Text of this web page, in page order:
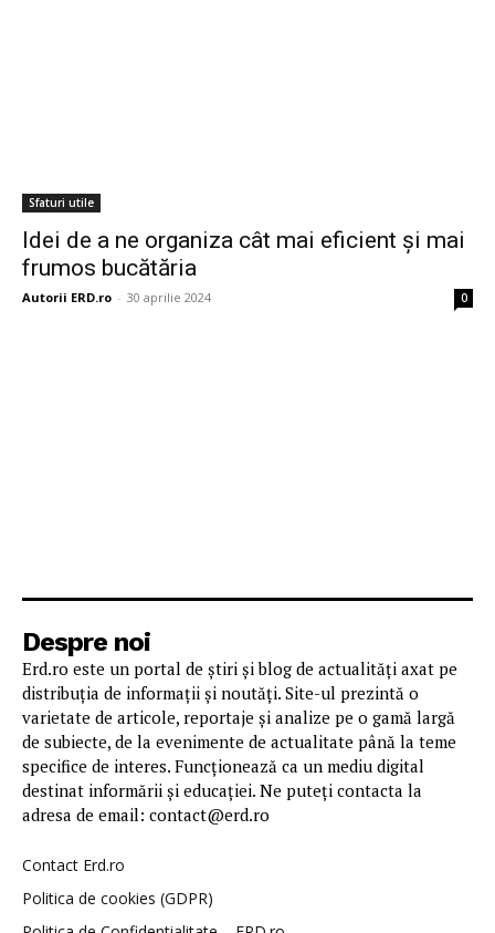
Sfaturi utile
Idei de a ne organiza cât mai eficient și mai
frumos bucătăria
Autorii ERD.ro - 30 aprilie 2024 0
Despre noi
Erd.ro este un portal de știri și blog de actualități axat pe
distribuția de informații și noutăți. Site-ul prezintă o
varietate de articole, reportaje și analize pe o gamă largă
de subiecte, de la evenimente de actualitate până la teme
specifice de interes. Funcționează ca un mediu digital
destinat informării și educației. Ne puteți contacta la
adresa de email: contact@erd.ro
Contact Erd.ro
Politica de cookies (GDPR)